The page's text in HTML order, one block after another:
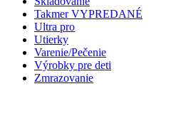
Takmer VYPREDANÉ
Ultra pro
Utierky
Varenie/Pečenie
Výrobky pre deti
Zmrazovanie